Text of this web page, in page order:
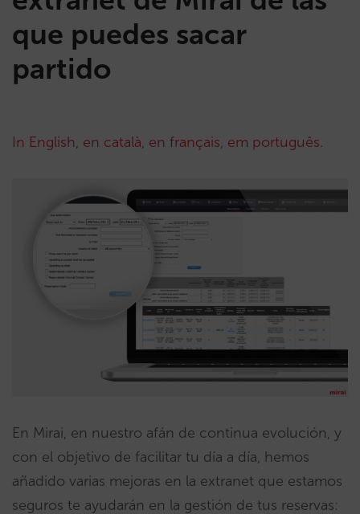
que puedes sacar
partido
In English, en català, en français, em português.
En Mirai, en nuestro afán de continua evolución, y
con el objetivo de facilitar tu día a día, hemos
añadido varias mejoras en la extranet que estamos
seguros te ayudarán en la gestión de tus reservas: